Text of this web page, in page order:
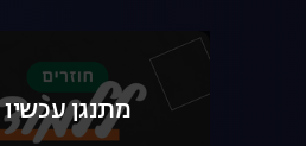
מתנגן עכשיו